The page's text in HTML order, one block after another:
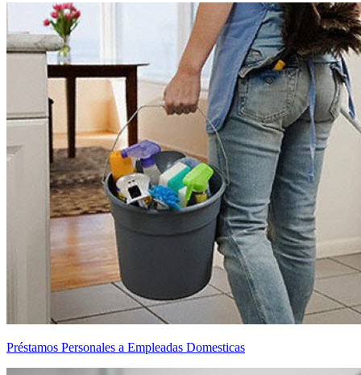
Préstamos Personales a Empleadas Domesticas